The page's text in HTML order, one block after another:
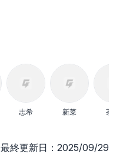
志希 新菜 茶和
最終更新日：2025/09/29